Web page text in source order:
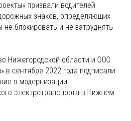
призвали водителей
знаков, определяющих
не блокировать и не затруднять
Нижегородской области и ООО
в сентябре 2022 года подписали
о модернизации
электротранспорта в Нижнем